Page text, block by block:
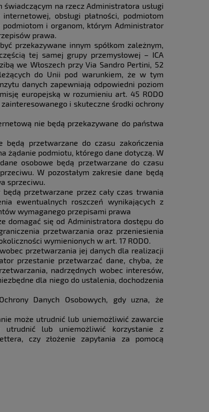
na rzecz Administratora usługi
obsługi płatności, podmiotom
podmiotom i organom, którym Administrator
prawa.
przekazywane innym spółkom zależnym,
tej samej grupy przemysłowej – ICA
we Włoszech przy Via Sandro Pertini, 52
do Unii pod warunkiem, że w tym
danych zapewniają odpowiedni poziom
europejską w rozumieniu art. 45 RODO
i skuteczne środki ochrony
nie będą przekazywane do państwa
przetwarzane do czasu zakończenia
żądanie podmiotu, którego dane dotyczą. W
osobowe będą przetwarzane do czasu
W pozostałym zakresie dane będą
sprzeciwu.
przetwarzane przez cały czas trwania
ewentualnych roszczeń wynikających z
wymaganego przepisami prawa
domagać się od Administratora dostępu do
przetwarzania oraz przeniesienia
wymienionych w art. 17 RODO.
przetwarzania jej danych dla realizacji
przestanie przetwarzać dane, chyba, że
nadrzędnych wobec interesów,
dla niego do ustalenia, dochodzenia
Danych Osobowych, gdy uzna, że
może utrudnić lub uniemożliwić zawarcie
lub uniemożliwić korzystanie z
czy złożenie zapytania za pomocą